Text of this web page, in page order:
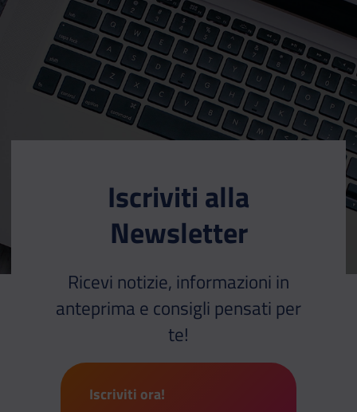
Iscriviti alla
Newsletter
Ricevi notizie, informazioni in
anteprima e consigli pensati per
te!
Iscriviti ora!